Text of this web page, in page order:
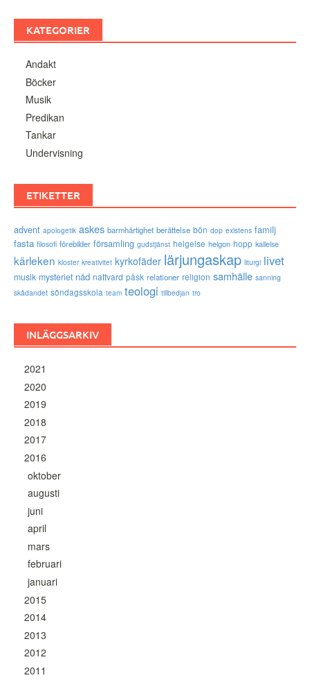
KATEGORIER
Andakt
Böcker
Musik
Predikan
Tankar
Undervisning
ETIKETTER
advent apologetik askes barmhärtighet berättelse bön dop existens familj
fasta filosofi förebilder församling gudstjänst helgelse helgon hopp kallelse
kärleken kloster kreativitet kyrkofäder lärjungaskap liturgi livet
musik mysteriet nåd nattvard påsk relationer religion samhälle sanning
skådandet söndagsskola team teologi tillbedjan tro
INLÄGGSARKIV
2021
2020
2019
2018
2017
2016
oktober
augusti
juni
april
mars
februari
januari
2015
2014
2013
2012
2011